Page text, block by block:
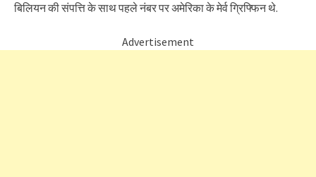
बिलियन की संपत्ति के साथ पहले नंबर पर अमेरिका के मेर्व ग्रिफ्फिन थे.
Advertisement